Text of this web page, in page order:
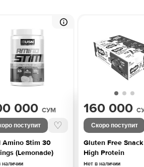
000 СУМ
поступит ♡
Amino Stim 30
(Lemonade)
наличии
160 000
Скоро поступит
Gluten Free
High Protein
Нет в наличии